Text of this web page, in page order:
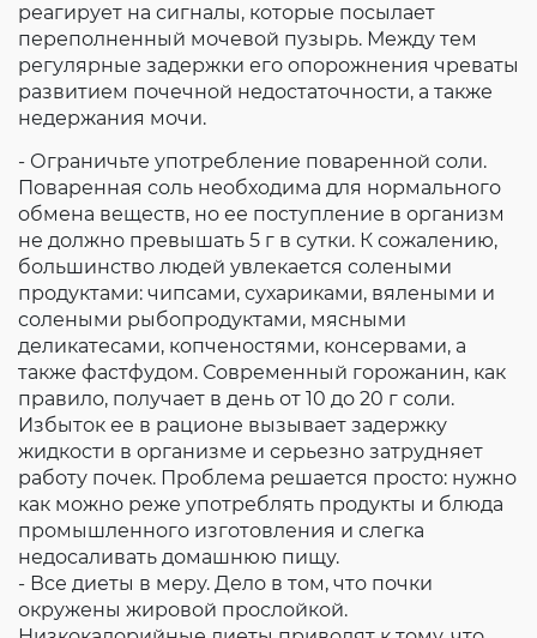
реагирует на сигналы, которые посылает
переполненный мочевой пузырь. Между тем
регулярные задержки его опорожнения чреваты
развитием почечной недостаточности, а также
недержания мочи.
- Ограничьте употребление поваренной соли.
Поваренная соль необходима для нормального
обмена веществ, но ее поступление в организм
не должно превышать 5 г в сутки. К сожалению,
большинство людей увлекается солеными
продуктами: чипсами, сухариками, вялеными и
солеными рыбопродуктами, мясными
деликатесами, копченостями, консервами, а
также фастфудом. Современный горожанин, как
правило, получает в день от 10 до 20 г соли.
Избыток ее в рационе вызывает задержку
жидкости в организме и серьезно затрудняет
работу почек. Проблема решается просто: нужно
как можно реже употреблять продукты и блюда
промышленного изготовления и слегка
недосаливать домашнюю пищу.
- Все диеты в меру. Дело в том, что почки
окружены жировой прослойкой.